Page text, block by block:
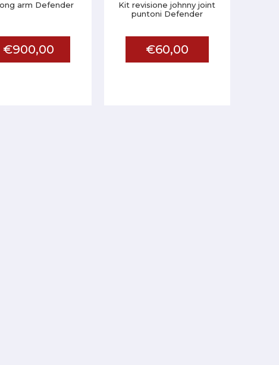
arm Defender
€900,00
Kit revisione johnny joint
puntoni Defender
€60,00